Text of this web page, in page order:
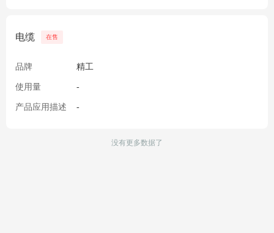
电缆 在售
品牌 精工
使用量 -
产品应用描述 -
没有更多数据了